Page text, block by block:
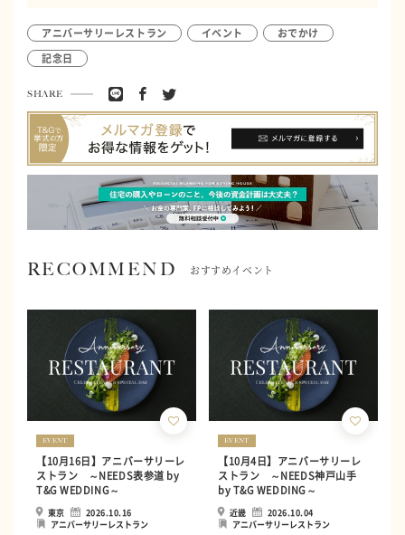
アニバーサリーレストラン イベント
おでかけ
記念日
SHARE
RECOMMEND おすすめイベント
EVENT
【10月16日】アニバーサリーレ
ストラン ～NEEDS表参道 by
T&G WEDDING～
東京
2026.10.16
アニバーサリーレストラン
EVENT
【10月4日】アニバーサリーレ
ストラン ～NEEDS神戸山手
by T&G WEDDING～
近畿
2026.10.04
アニバーサリーレストラン